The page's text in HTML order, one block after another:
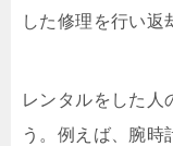
した修理を行い返
レンタルをした人
う。例えば、腕時